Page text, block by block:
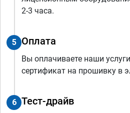
2-3 часа.
5 Оплата
Вы оплачиваете наши
сертификат на прошивку в
6 Тест-драйв